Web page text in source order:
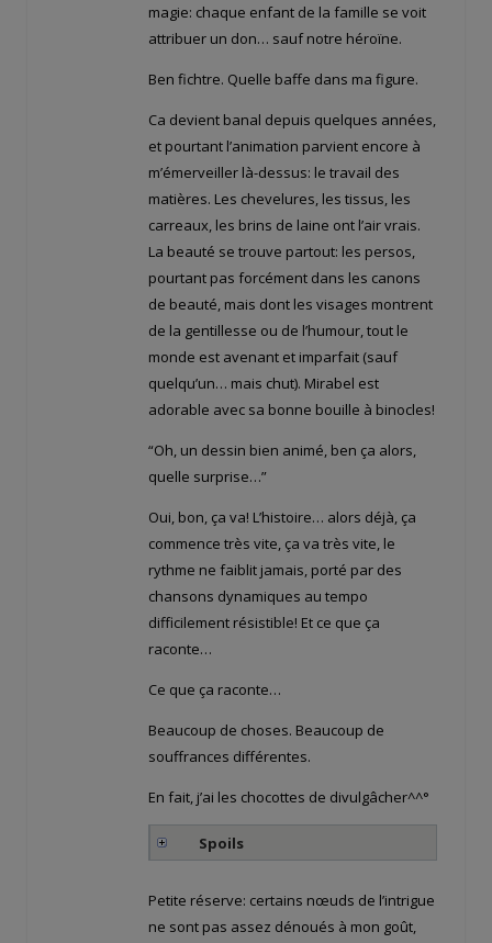
magie: chaque enfant de la famille se voit
attribuer un don… sauf notre héroïne.
Ben fichtre. Quelle baffe dans ma figure.
Ca devient banal depuis quelques années,
et pourtant l’animation parvient encore à
m’émerveiller là-dessus: le travail des
matières. Les chevelures, les tissus, les
carreaux, les brins de laine ont l’air vrais.
La beauté se trouve partout: les persos,
pourtant pas forcément dans les canons
de beauté, mais dont les visages montrent
de la gentillesse ou de l’humour, tout le
monde est avenant et imparfait (sauf
quelqu’un… mais chut). Mirabel est
adorable avec sa bonne bouille à binocles!
“Oh, un dessin bien animé, ben ça alors,
quelle surprise…”
Oui, bon, ça va! L’histoire… alors déjà, ça
commence très vite, ça va très vite, le
rythme ne faiblit jamais, porté par des
chansons dynamiques au tempo
difficilement résistible! Et ce que ça
raconte…
Ce que ça raconte…
Beaucoup de choses. Beaucoup de
souffrances différentes.
En fait, j’ai les chocottes de divulgâcher^^°
Spoils
Petite réserve: certains nœuds de l’intrigue
ne sont pas assez dénoués à mon goût,